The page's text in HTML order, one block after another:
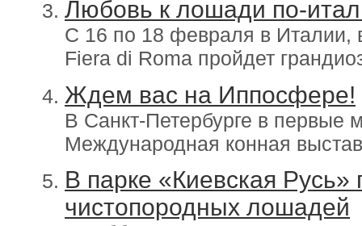
Любовь к лошади по-
С 16 по 18 февраля в Италии,
Fiera di Roma пройдет
Ждем вас на Иппосфере!
В Санкт-Петербурге в первые
Международная конная
В парке «Киевская Русь»
чистопородных лошадей